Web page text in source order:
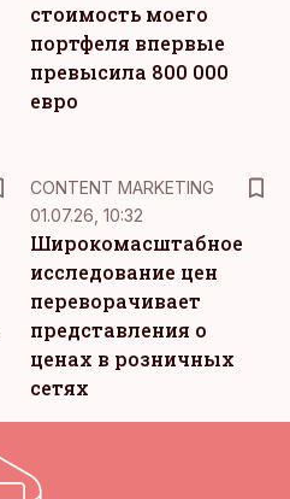
стоимость моего
портфеля впервые
превысила 800 000
евро
CONTENT MARKETING
01.07.26, 10:32
Широкомасштабное
исследование цен
переворачивает
представления о
ценах в розничных
сетях